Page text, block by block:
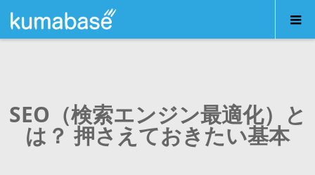
SEO（検索エンジン最適化）と
は？ 押さえておきたい基本